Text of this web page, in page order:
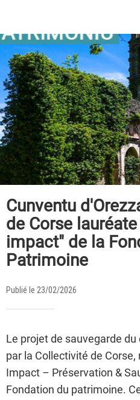
Cunventu
de Corse
impact" de la
Patrimoine
Publié le 23/02/2026
Le projet de sauvegarde du
par la Collectivité de
Impact – Préservation &
Fondation du patrimoine.